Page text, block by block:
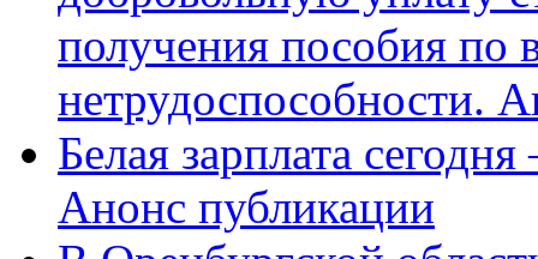
получения пособия по
нетрудоспособности.
Белая зарплата
Анонс публикации